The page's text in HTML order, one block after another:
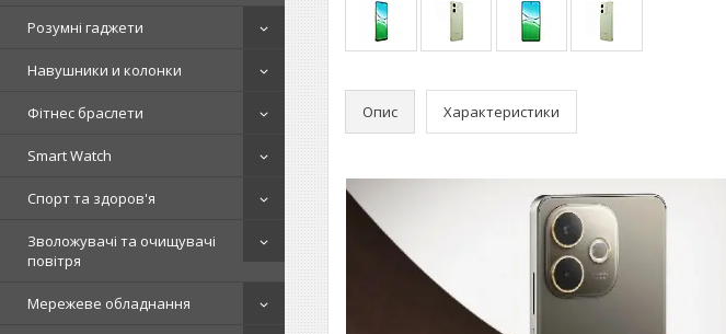
Розумні гаджети
Навушники и колонки
Фітнес браслети
Smart Watch
Спорт та здоров'я
Зволожувачі та очищувачі
повітря
Мережеве обладнання
Опис Характеристики